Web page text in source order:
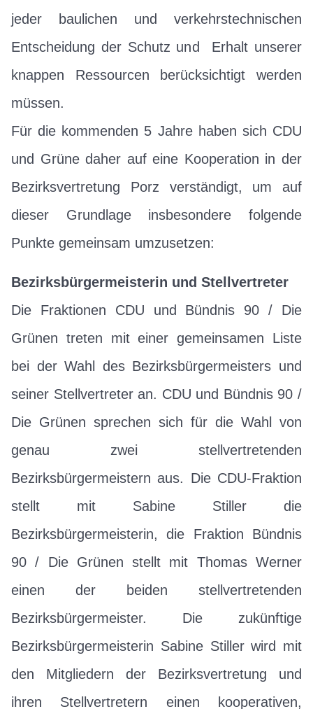
jeder baulichen und verkehrstechnischen
Entscheidung der Schutz und Erhalt unserer
knappen Ressourcen berücksichtigt werden
müssen.
Für die kommenden 5 Jahre haben sich CDU
und Grüne daher auf eine Kooperation in der
Bezirksvertretung Porz verständigt, um auf
dieser Grundlage insbesondere folgende
Punkte gemeinsam umzusetzen:
Bezirksbürgermeisterin und Stellvertreter
Die Fraktionen CDU und Bündnis 90 / Die
Grünen treten mit einer gemeinsamen Liste
bei der Wahl des Bezirksbürgermeisters und
seiner Stellvertreter an. CDU und Bündnis 90 /
Die Grünen sprechen sich für die Wahl von
genau zwei stellvertretenden
Bezirksbürgermeistern aus. Die CDU-Fraktion
stellt mit Sabine Stiller die
Bezirksbürgermeisterin, die Fraktion Bündnis
90 / Die Grünen stellt mit Thomas Werner
einen der beiden stellvertretenden
Bezirksbürgermeister. Die zukünftige
Bezirksbürgermeisterin Sabine Stiller wird mit
den Mitgliedern der Bezirksvertretung und
ihren Stellvertretern einen kooperativen,